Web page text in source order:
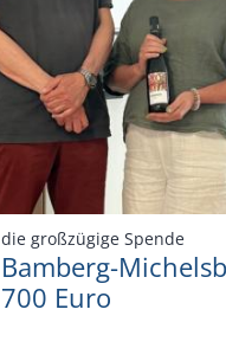
großzügige Spende:
Euro